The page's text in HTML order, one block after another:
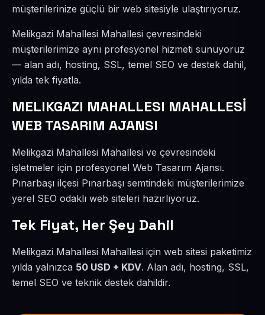
müşterilerinize güçlü bir web sitesiyle ulaştırıyoruz.
Melikgazi Mahallesi Mahallesi çevresindeki
müşterilerimize aynı profesyonel hizmeti sunuyoruz
— alan adı, hosting, SSL, temel SEO ve destek dahil,
yılda tek fiyatla.
MELIKGAZI MAHALLESI MAHALLESİ
WEB TASARIM AJANSI
Melikgazi Mahallesi Mahallesi ve çevresindeki
işletmeler için profesyonel Web Tasarım Ajansı.
Pınarbaşı ilçesi Pınarbaşı semtindeki müşterilerimize
yerel SEO odaklı web siteleri hazırlıyoruz.
Tek Fiyat, Her Şey Dahil
Melikgazi Mahallesi Mahallesi için web sitesi paketimiz
yılda yalnızca 50 USD + KDV. Alan adı, hosting, SSL,
temel SEO ve teknik destek dahildir.